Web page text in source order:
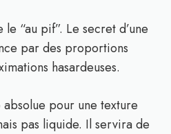
“au pif”. Le secret d’une
par des proportions
hasardeuses.
pour une texture
pas liquide. Il servira de